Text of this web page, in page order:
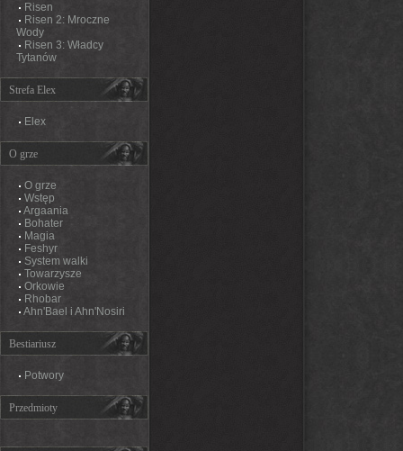
Risen
Risen 2: Mroczne
Wody
Risen 3: Władcy
Tytanów
Strefa Elex
Elex
O grze
O grze
Wstęp
Argaania
Bohater
Magia
Feshyr
System walki
Towarzysze
Orkowie
Rhobar
Ahn'Bael i Ahn'Nosiri
Bestiariusz
Potwory
Przedmioty